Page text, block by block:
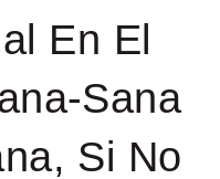
En El
Sana
Si No